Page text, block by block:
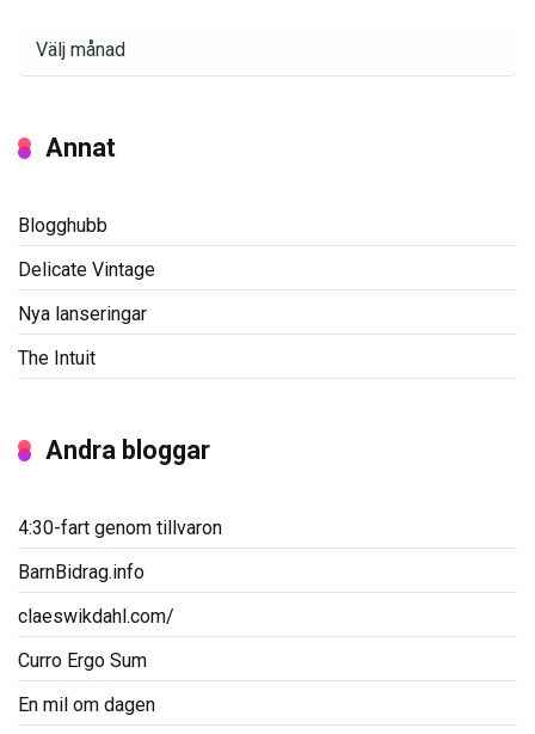
Annat
Blogghubb
Delicate Vintage
Nya lanseringar
The Intuit
Andra bloggar
4:30-fart genom tillvaron
BarnBidrag.info
claeswikdahl.com/
Curro Ergo Sum
En mil om dagen